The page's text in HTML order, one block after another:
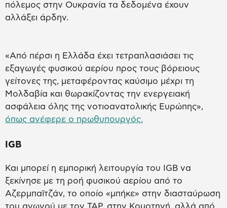
πόλεμος στην Ουκρανία τα δεδομένα έχουν
αλλάξει άρδην.
«Από πέρσι η Ελλάδα έχει τετραπλασιάσει τις
εξαγωγές φυσικού αερίου προς τους βόρειους
γείτονες της, μεταφέροντας καύσιμο μέχρι τη
Μολδαβία και θωρακίζοντας την ενεργειακή
ασφάλεια όλης της νοτιοανατολικής Ευρώπης»,
όπως ανέφερε ο πρωθυπουργός.
IGB
Και μπορεί η εμπορική λειτουργία του IGB να
ξεκίνησε με τη ροή φυσικού αερίου από το
Αζερμπαϊτζάν, το οποίο «μπήκε» στην διασταύρωση